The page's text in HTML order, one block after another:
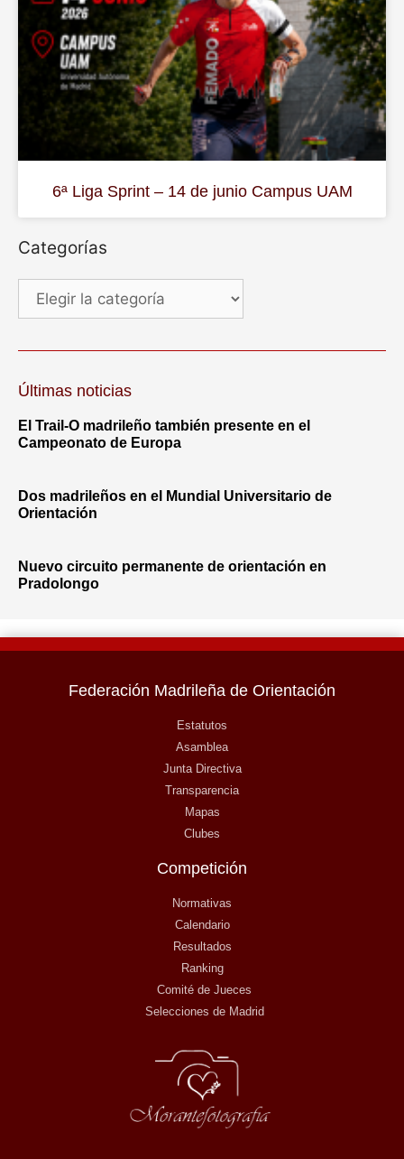
6ª Liga Sprint – 14 de junio Campus UAM
Categorías
Últimas noticias
El Trail-O madrileño también presente en el
Campeonato de Europa
Dos madrileños en el Mundial Universitario de
Orientación
Nuevo circuito permanente de orientación en
Pradolongo
Federación Madrileña de Orientación
Estatutos
Asamblea
Junta Directiva
Transparencia
Mapas
Clubes
Competición
Normativas
Calendario
Resultados
Ranking
Comité de Jueces
Selecciones de Madrid